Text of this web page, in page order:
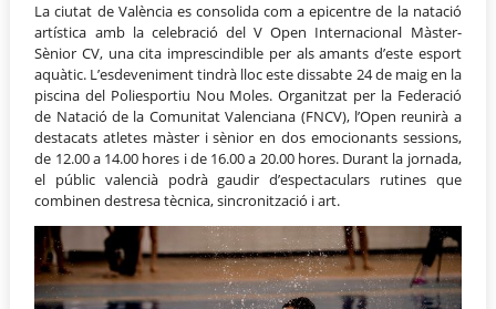
La ciutat de València es consolida com a epicentre de la natació
artística amb la celebració del V Open Internacional Màster-
Sènior CV, una cita imprescindible per als amants d’este esport
aquàtic. L’esdeveniment tindrà lloc este dissabte 24 de maig en la
piscina del Poliesportiu Nou Moles. Organitzat per la Federació
de Natació de la Comunitat Valenciana (FNCV), l’Open reunirà a
destacats atletes màster i sènior en dos emocionants sessions,
de 12.00 a 14.00 hores i de 16.00 a 20.00 hores. Durant la jornada,
el públic valencià podrà gaudir d’espectaculars rutines que
combinen destresa tècnica, sincronització i art.